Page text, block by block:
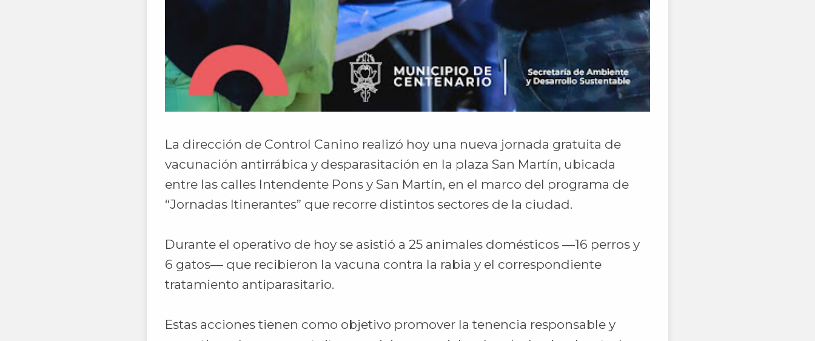
La dirección de Control Canino realizó hoy una nueva jornada gratuita de
vacunación antirrábica y desparasitación en la plaza San Martín, ubicada
entre las calles Intendente Pons y San Martín, en el marco del programa de
“Jornadas Itinerantes” que recorre distintos sectores de la ciudad.
Durante el operativo de hoy se asistió a 25 animales domésticos —16 perros y
6 gatos— que recibieron la vacuna contra la rabia y el correspondiente
tratamiento antiparasitario.
Estas acciones tienen como objetivo promover la tenencia responsable y